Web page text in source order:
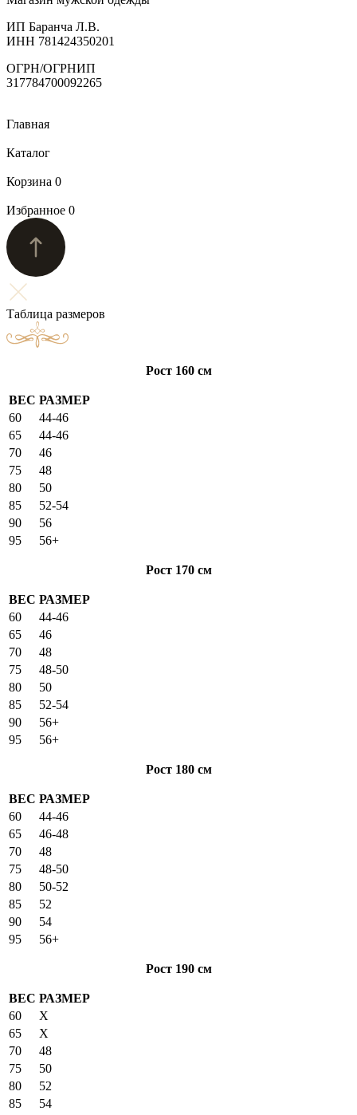
ИП Баранча Л.В.
ИНН 781424350201
ОГРН/ОГРНИП
317784700092265
Главная
Каталог
Корзина 0
Избранное 0
Таблица размеров
Рост 160 см
ВЕС РАЗМЕР
60
44-46
65
44-46
70
46
75
48
80
50
85
52-54
90
56
95
56+
Рост 170 см
ВЕС РАЗМЕР
60
44-46
65
46
70
48
75
48-50
80
50
85
52-54
90
56+
95
56+
Рост 180 см
ВЕС РАЗМЕР
60
44-46
65
46-48
70
48
75
48-50
80
50-52
85
52
90
54
95
56+
Рост 190 см
ВЕС РАЗМЕР
60
X
65
X
70
48
75
50
80
52
85
54